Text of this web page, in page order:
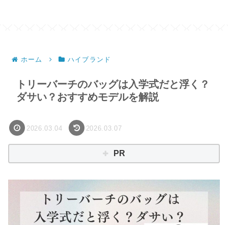
ホーム ハイブランド
トリーバーチのバッグは入学式だと浮く？
ダサい？おすすめモデルを解説
2026.03.04 2026.03.07
PR